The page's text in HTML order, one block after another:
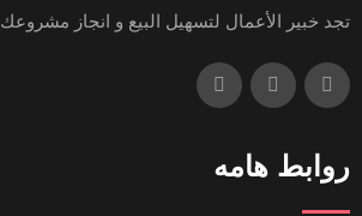
تجد خبير الأعمال لتسهيل البيع و انجاز مشروعك
روابط هامه